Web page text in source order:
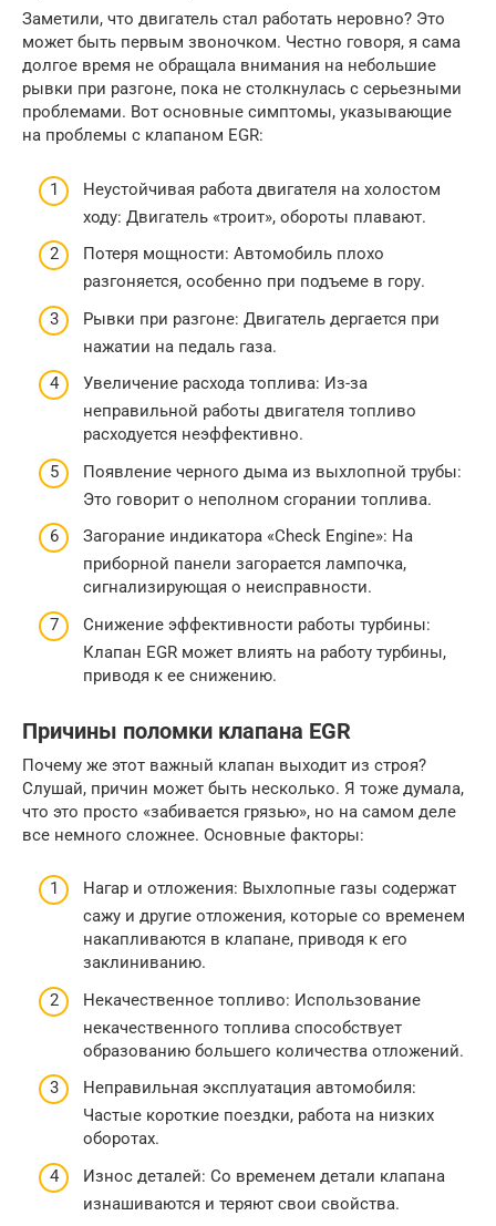
Заметили, что двигатель стал работать неровно? Это
может быть первым звоночком. Честно говоря, я сама
долгое время не обращала внимания на небольшие
рывки при разгоне, пока не столкнулась с серьезными
проблемами. Вот основные симптомы, указывающие
на проблемы с клапаном EGR:
Неустойчивая работа двигателя на холостом
ходу: Двигатель «троит», обороты плавают.
Потеря мощности: Автомобиль плохо
разгоняется, особенно при подъеме в гору.
Рывки при разгоне: Двигатель дергается при
нажатии на педаль газа.
Увеличение расхода топлива: Из-за
неправильной работы двигателя топливо
расходуется неэффективно.
Появление черного дыма из выхлопной трубы:
Это говорит о неполном сгорании топлива.
Загорание индикатора «Check Engine»: На
приборной панели загорается лампочка,
сигнализирующая о неисправности.
Снижение эффективности работы турбины:
Клапан EGR может влиять на работу турбины,
приводя к ее снижению.
Причины поломки клапана EGR
Почему же этот важный клапан выходит из строя?
Слушай, причин может быть несколько. Я тоже думала,
что это просто «забивается грязью», но на самом деле
все немного сложнее. Основные факторы:
Нагар и отложения: Выхлопные газы содержат
сажу и другие отложения, которые со временем
накапливаются в клапане, приводя к его
заклиниванию.
Некачественное топливо: Использование
некачественного топлива способствует
образованию большего количества отложений.
Неправильная эксплуатация автомобиля:
Частые короткие поездки, работа на низких
оборотах.
Износ деталей: Со временем детали клапана
изнашиваются и теряют свои свойства.